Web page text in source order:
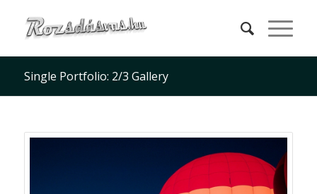
Single Portfolio: 2/3 Gallery